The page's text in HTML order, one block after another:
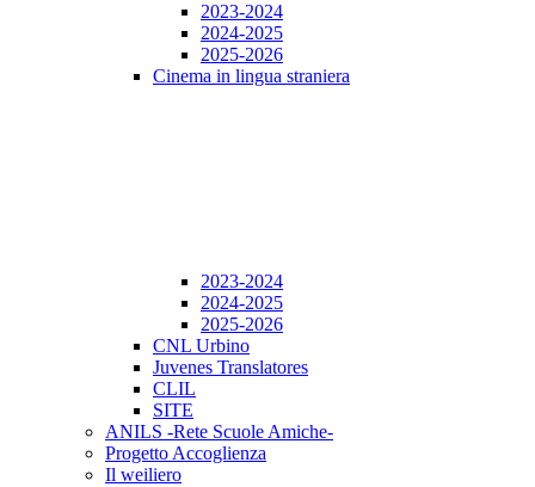
2023-2024
2024-2025
2025-2026
Cinema in lingua straniera
2023-2024
2024-2025
2025-2026
CNL Urbino
Juvenes Translatores
CLIL
SITE
ANILS -Rete Scuole Amiche-
Progetto Accoglienza
Il weiliero